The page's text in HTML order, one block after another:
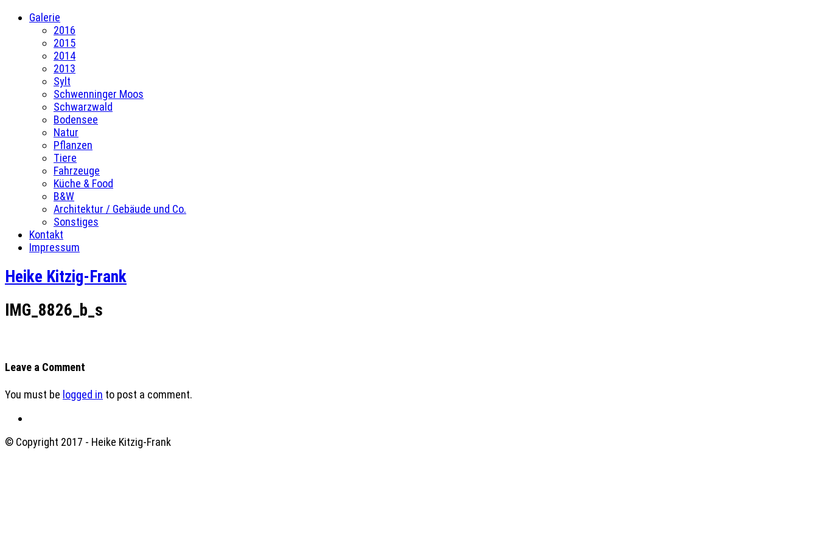
Galerie
2016
2015
2014
2013
Sylt
Schwenninger Moos
Schwarzwald
Bodensee
Natur
Pflanzen
Tiere
Fahrzeuge
Küche & Food
B&W
Architektur / Gebäude und Co.
Sonstiges
Kontakt
Impressum
Heike Kitzig-Frank
IMG_8826_b_s
Leave a Comment
You must be logged in to post a comment.
© Copyright 2017 - Heike Kitzig-Frank